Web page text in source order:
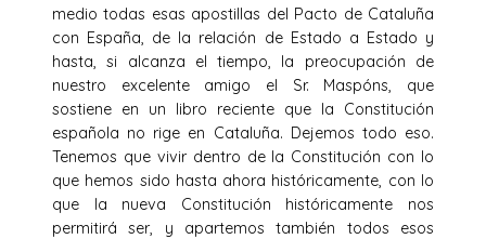
medio todas esas apostillas del Pacto de Cataluña
con España, de la relación de Estado a Estado y
hasta, si alcanza el tiempo, la preocupación de
nuestro excelente amigo el Sr. Maspóns, que
sostiene en un libro reciente que la Constitución
española no rige en Cataluña. Dejemos todo eso.
Tenemos que vivir dentro de la Constitución con lo
que hemos sido hasta ahora históricamente, con lo
que la nueva Constitución históricamente nos
permitirá ser, y apartemos también todos esos